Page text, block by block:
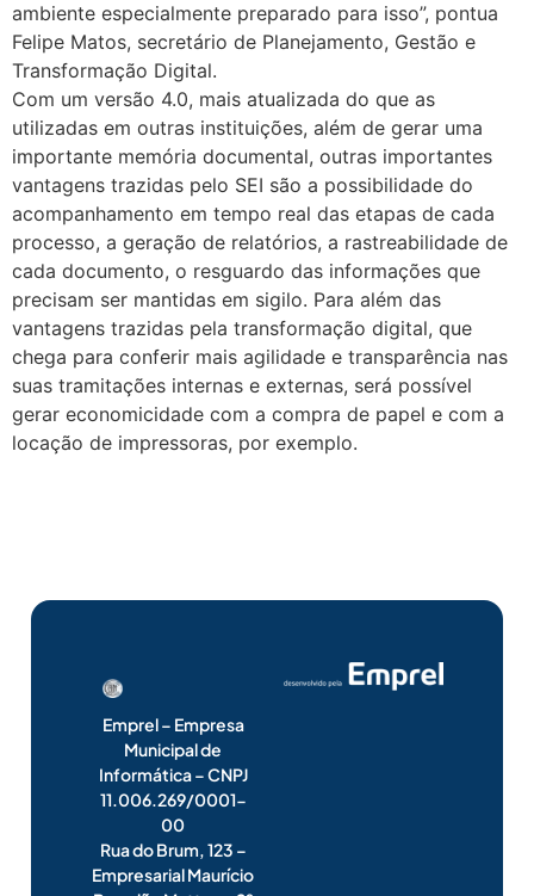
ambiente especialmente preparado para isso”, pontua
Felipe Matos, secretário de Planejamento, Gestão e
Transformação Digital.
Com um versão 4.0, mais atualizada do que as
utilizadas em outras instituições, além de gerar uma
importante memória documental, outras importantes
vantagens trazidas pelo SEI são a possibilidade do
acompanhamento em tempo real das etapas de cada
processo, a geração de relatórios, a rastreabilidade de
cada documento, o resguardo das informações que
precisam ser mantidas em sigilo. Para além das
vantagens trazidas pela transformação digital, que
chega para conferir mais agilidade e transparência nas
suas tramitações internas e externas, será possível
gerar economicidade com a compra de papel e com a
locação de impressoras, por exemplo.
Emprel – Empresa
Municipal de
Informática – CNPJ
11.006.269/0001-
00
Rua do Brum, 123 –
Empresarial Maurício